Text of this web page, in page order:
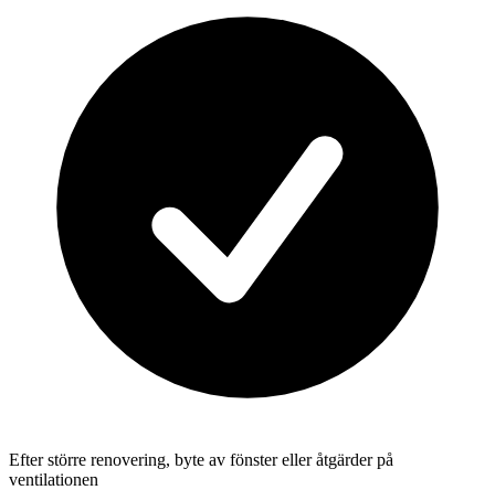
Efter större renovering, byte av fönster eller åtgärder på
ventilationen